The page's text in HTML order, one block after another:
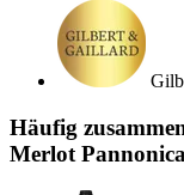
Häufig
Merlot